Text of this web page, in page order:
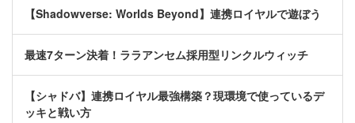
【Shadowverse: Worlds Beyond】連携ロイヤルで遊ぼう
最速7ターン決着！ララアンセム採用型リンクルウィッチ
【シャドバ】連携ロイヤル最強構築？現環境で使っているデ
ッキと戦い方